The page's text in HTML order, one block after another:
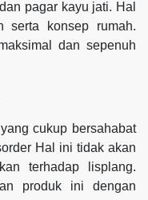
pagar kayu jati. Hal
serta konsep rumah.
dan sepenuh
cukup bersahabat
Hal ini tidak akan
terhadap lisplang.
produk ini dengan